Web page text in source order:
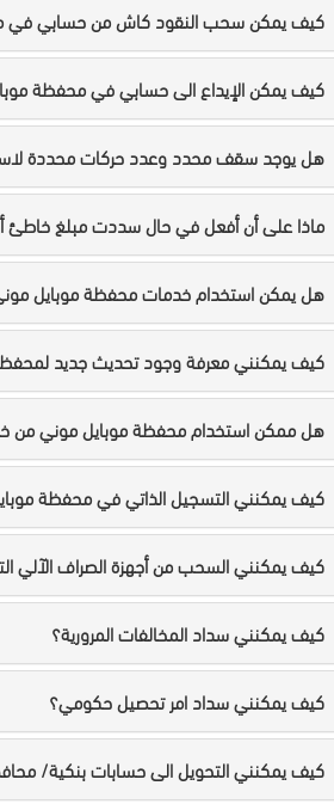
كيف يمكن سحب النقود كاش من حسابي في
كيف يمكن الإيداع الى حسابي في محفظة
هل يوجد سقف محدد وعدد حركات محددة
ماذا على أن أفعل في حال سددت مبلغ خاطئ
هل يمكن استخدام خدمات محفظة موبايل
كيف يمكنني معرفة وجود تحديث جديد
هل ممكن استخدام محفظة موبايل موني من
كيف يمكنني التسجيل الذاتي في محفظة
كيف يمكنني السحب من أجهزة الصراف الآلي
كيف يمكنني سداد المخالفات المرورية؟
كيف يمكنني سداد امر تحصيل حكومي؟
كيف يمكنني التحويل الى حسابات بنكية/